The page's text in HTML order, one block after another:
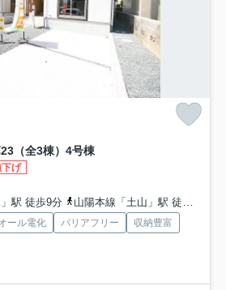
（全3棟）4号棟
げ
駅 徒歩9分
山陽本線「土山」駅 徒歩23分
ール電化 バリアフリー
収納豊富